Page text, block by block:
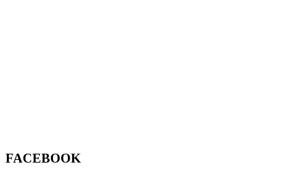
FACEBOOK